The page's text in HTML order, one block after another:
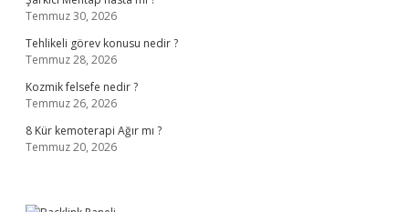
Temmuz 30, 2026
Tehlikeli görev konusu nedir ?
Temmuz 28, 2026
Kozmik felsefe nedir ?
Temmuz 26, 2026
8 Kür kemoterapi Ağır mı ?
Temmuz 20, 2026